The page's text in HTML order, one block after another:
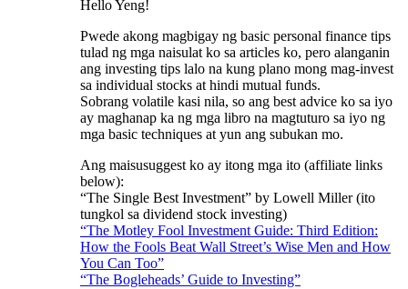
Hello Yeng!
Pwede akong magbigay ng basic personal finance tips
tulad ng mga naisulat ko sa articles ko, pero alanganin
ang investing tips lalo na kung plano mong mag-invest
sa individual stocks at hindi mutual funds.
Sobrang volatile kasi nila, so ang best advice ko sa iyo
ay maghanap ka ng mga libro na magtuturo sa iyo ng
mga basic techniques at yun ang subukan mo.
Ang maisusuggest ko ay itong mga ito (affiliate links
below):
“The Single Best Investment” by Lowell Miller (ito
tungkol sa dividend stock investing)
“The Motley Fool Investment Guide: Third Edition:
How the Fools Beat Wall Street’s Wise Men and How
You Can Too”
“The Bogleheads’ Guide to Investing”